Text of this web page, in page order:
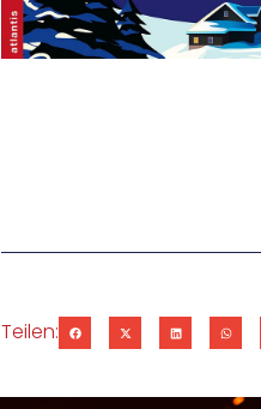
Teilen: